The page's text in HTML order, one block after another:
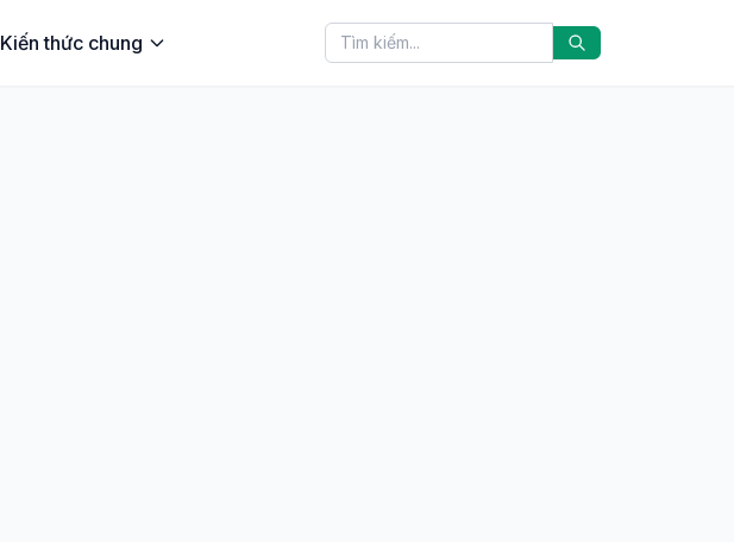
Kiến thức chung